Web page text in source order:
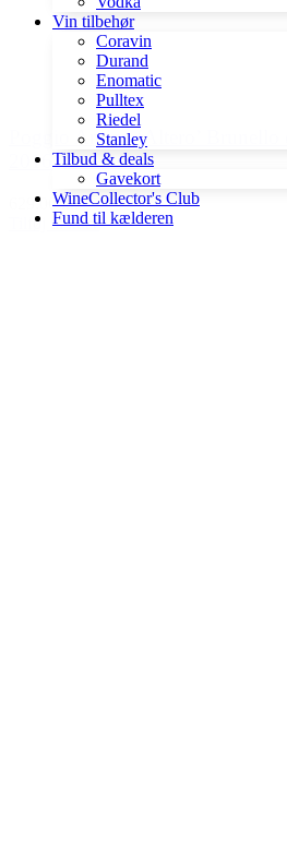
Vin tilbehør
Coravin
Durand
Enomatic
Pulltex
Riedel
Stanley
Tilbud & deals
Gavekort
WineCollector's Club
Fund til kælderen
Poggio Antico ‘Altero’
2016
629,00 kr.
Tilføj til kurv